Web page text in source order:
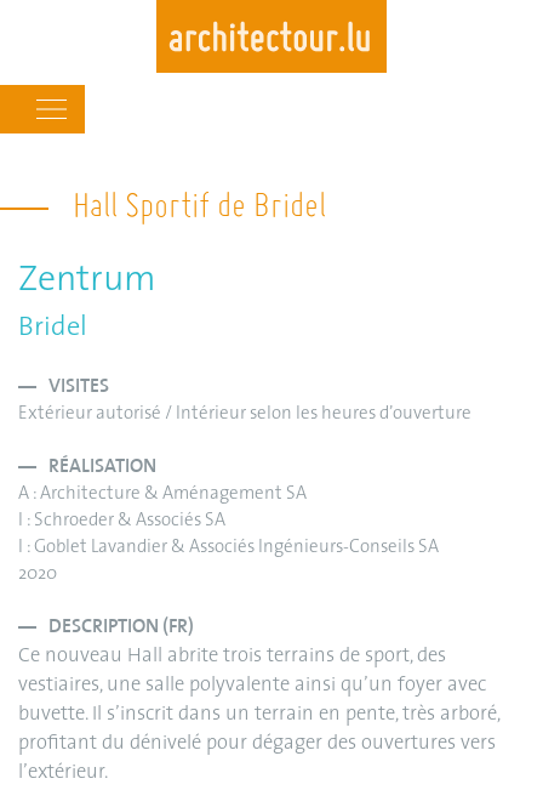
main
navigation
Hall Sportif de Bridel
Zentrum
Bridel
VISITES
Extérieur autorisé / Intérieur selon les heures d’ouverture
RÉALISATION
A : Architecture & Aménagement SA
I : Schroeder & Associés SA
I : Goblet Lavandier & Associés Ingénieurs-Conseils SA
2020
DESCRIPTION (FR)
Ce nouveau Hall abrite trois terrains de sport, des
vestiaires, une salle polyvalente ainsi qu’un foyer avec
buvette. Il s’inscrit dans un terrain en pente, très arboré,
profitant du dénivelé pour dégager des ouvertures vers
l’extérieur.